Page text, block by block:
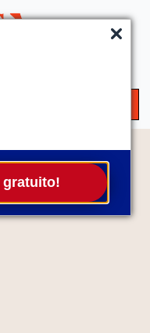
gratuito!